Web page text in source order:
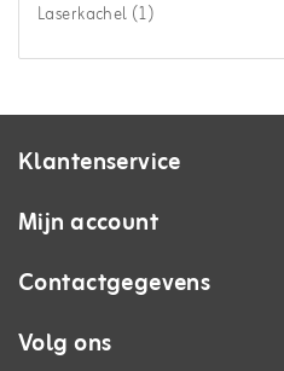
Laserkachel (1)
Klantenservice
Mijn account
Contactgegevens
Volg ons